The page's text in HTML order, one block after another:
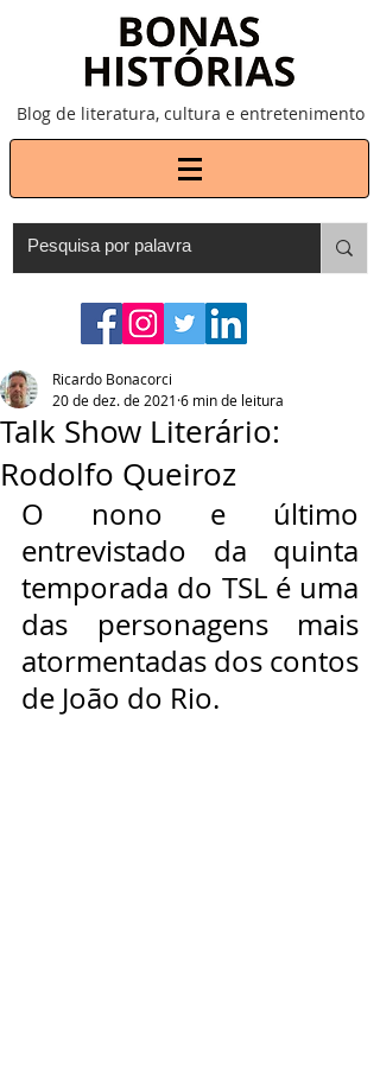
Blog de literatura, cultura e entretenimento
Talk Show Literário:
Rodolfo Queiroz
Ricardo Bonacorci
20 de dez. de 2021 6 min de leitura
O nono e último
entrevistado da quinta
temporada do TSL é uma
das personagens mais
atormentadas dos contos
de João do Rio.